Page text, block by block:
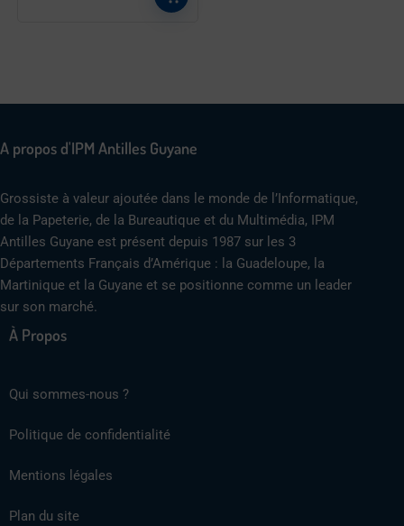
A propos d'IPM Antilles Guyane
Grossiste à valeur ajoutée dans le monde de l’Informatique,
de la Papeterie, de la Bureautique et du Multimédia, IPM
Antilles Guyane est présent depuis 1987 sur les 3
Départements Français d’Amérique : la Guadeloupe, la
Martinique et la Guyane et se positionne comme un leader
sur son marché.
À Propos
Qui sommes-nous ?
Politique de confidentialité
Mentions légales
Plan du site